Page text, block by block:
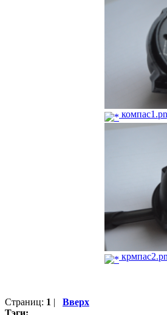
Страниц: 1 | Вверх
Тэги: